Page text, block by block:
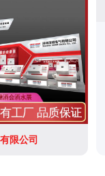
限公司